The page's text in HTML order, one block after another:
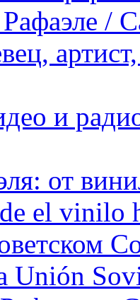
/
и
от
el vinilo
Unión